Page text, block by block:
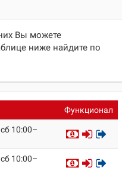
Вы можете
ниже найдите по
Функционал
10:00–
10:00–